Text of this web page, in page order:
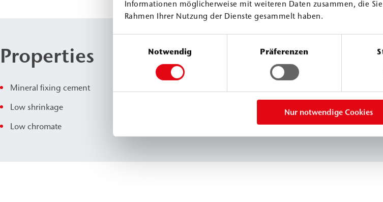
Informationen möglicherweise mit weiteren Daten zusammen, die
Rahmen Ihrer Nutzung der Dienste gesammelt haben.
Notwendig Präferenzen
Nur notwendige Cookies
Properties
Mineral fixing cement
Low shrinkage
Low chromate